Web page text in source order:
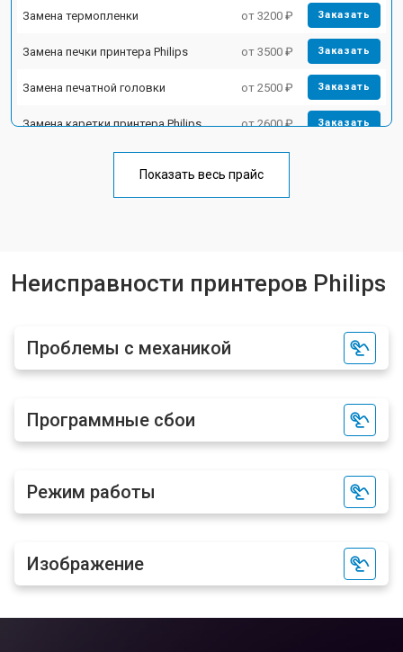
Замена термопленки от 3200 ₽ Заказать
Замена печки принтера Philips от 3500 ₽ Заказать
Замена печатной головки от 2500 ₽ Заказать
Замена каретки принтера Philips от 2600 ₽ Заказать
Замена блока питания от 2300 ₽
Показать весь прайс
Неисправности принтеров Philips
Проблемы с механикой
Программные сбои
Режим работы
Изображение